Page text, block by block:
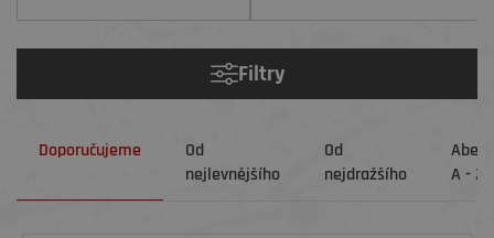
Filtry
Doporučujeme
Od
nejlevnějšího
Od
nejdražšího
A - Z